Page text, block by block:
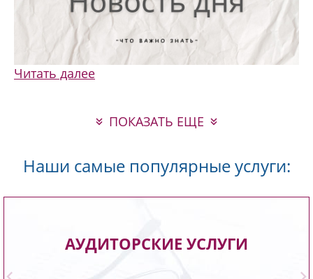
Читать далее
ПОКАЗАТЬ ЕЩЕ
Наши самые популярные услуги:
АУДИТОРСКИЕ УСЛУГИ
бухгалтерской, финансовой отчетности,